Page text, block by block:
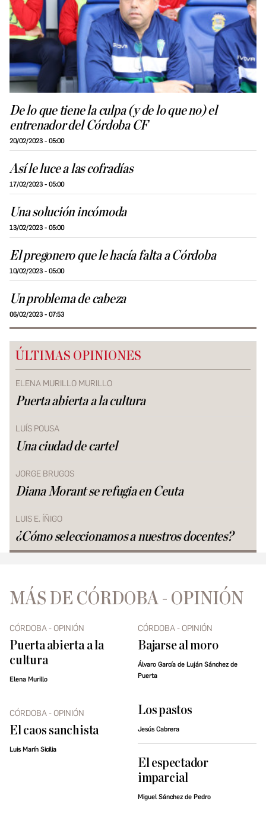
De lo que tiene la culpa (y de lo que no) el
entrenador del Córdoba CF
20/02/2023 - 05:00
Así le luce a las cofradías
17/02/2023 - 05:00
Una solución incómoda
13/02/2023 - 05:00
El pregonero que le hacía falta a Córdoba
10/02/2023 - 05:00
Un problema de cabeza
06/02/2023 - 07:53
ÚLTIMAS OPINIONES
ELENA MURILLO MURILLO
Puerta abierta a la cultura
LUÍS POUSA
Una ciudad de cartel
JORGE BRUGOS
Diana Morant se refugia en Ceuta
LUIS E. ÍÑIGO
¿Cómo seleccionamos a nuestros docentes?
MÁS DE CÓRDOBA - OPINIÓN
CÓRDOBA - OPINIÓN
Puerta abierta a la
cultura
Elena Murillo
CÓRDOBA - OPINIÓN
Bajarse al moro
Álvaro García de Luján Sánchez de
Puerta
CÓRDOBA - OPINIÓN
El caos sanchista
Luis Marín Sicilia
Los pastos
Jesús Cabrera
El espectador
imparcial
Miguel Sánchez de Pedro